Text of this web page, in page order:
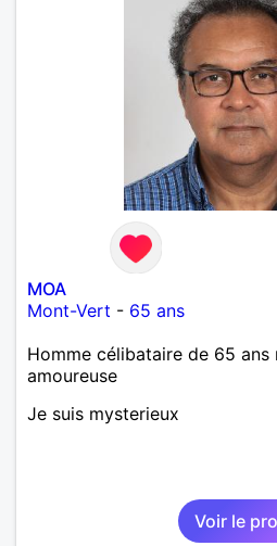
MOA
Mont-Vert - 65 ans
Homme célibataire de 65
amoureuse
Je suis mysterieux
Voir le